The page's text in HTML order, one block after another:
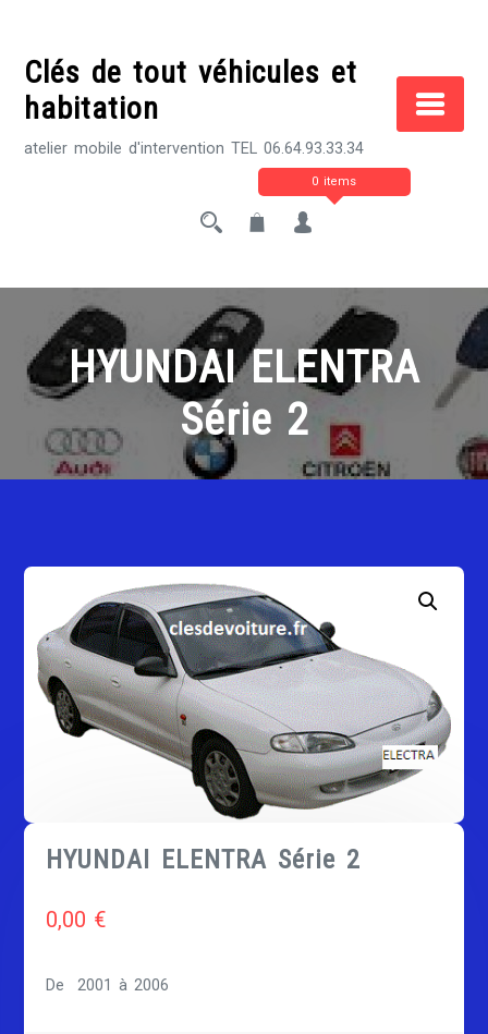
contentClés de tout véhicules et
habitation
atelier mobile d'intervention TEL 06.64.93.33.34
0 items
HYUNDAI ELENTRA
Série 2
HYUNDAI ELENTRA Série 2
0,00 €
De 2001 à 2006